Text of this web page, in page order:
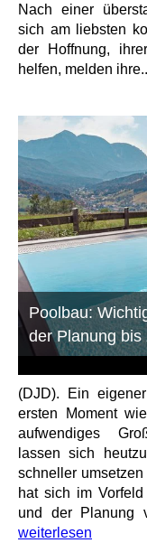
Nach einer
sich am liebsten
der Hoffnung,
helfen, melden
Poolbau:
der Planung bis
(DJD). Ein
ersten Moment
aufwendiges
lassen sich
schneller umsetzen
hat sich im
und der Planung
weiterlesen